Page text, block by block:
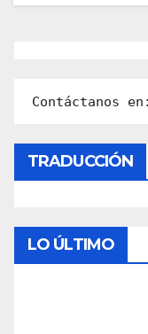
Contáctanos
TRADUCCIÓN
LO ÚLTIMO